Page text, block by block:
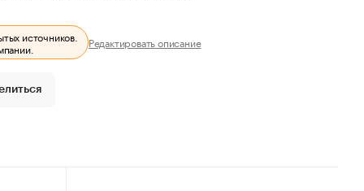
источников. Редактировать описание